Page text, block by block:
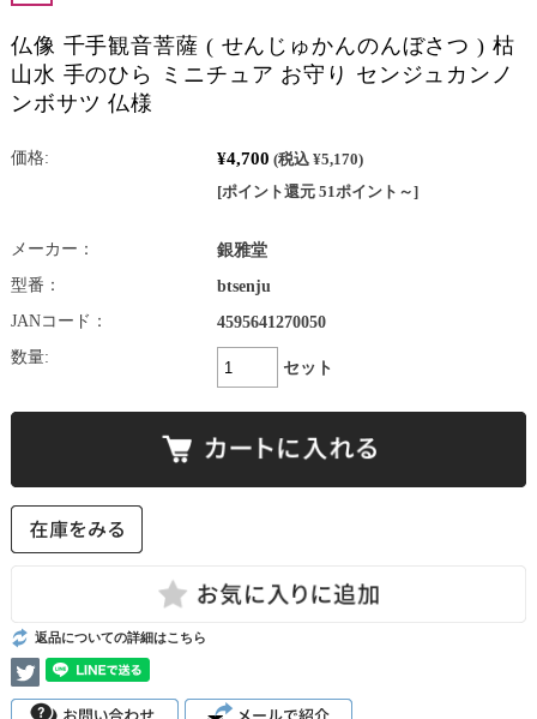
仏像 千手観音菩薩 ( せんじゅかんのんぼさつ ) 枯
山水 手のひら ミニチュア お守り センジュカンノ
ンボサツ 仏様
価格: ¥4,700 (税込 ¥5,170)
[ポイント還元 51ポイント～]
メーカー：
銀雅堂
型番：
btsenju
JANコード：
4595641270050
数量:
セット
返品についての詳細はこちら